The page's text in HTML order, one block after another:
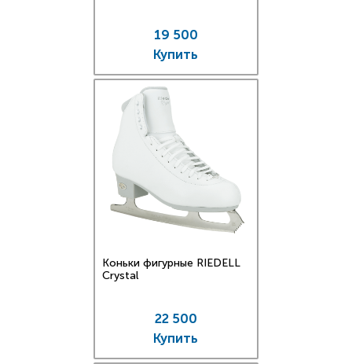
19 500
Купить
Коньки фигурные RIEDELL
Crystal
22 500
Купить